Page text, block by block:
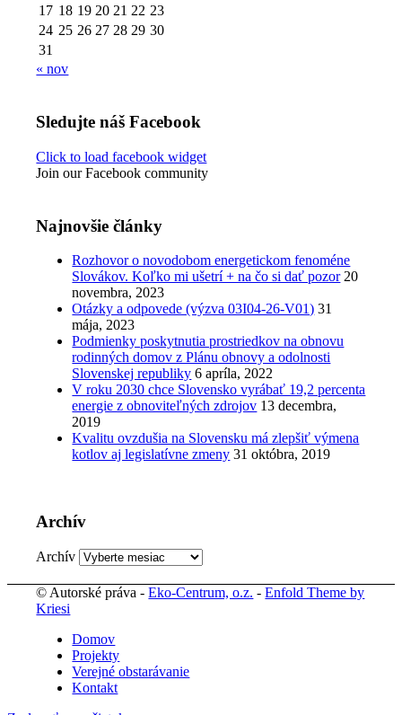
17 18 19 20 21 22 23
24 25 26 27 28 29 30
31
« nov
Sledujte náš Facebook
Click to load facebook widget
Join our Facebook community
Najnovšie články
Rozhovor o novodobom energetickom fenoméne
Slovákov. Koľko mi ušetrí + na čo si dať pozor 20
novembra, 2023
Otázky a odpovede (výzva 03I04-26-V01) 31
mája, 2023
Podmienky poskytnutia prostriedkov na obnovu
rodinných domov z Plánu obnovy a odolnosti
Slovenskej republiky 6 apríla, 2022
V roku 2030 chce Slovensko vyrábať 19,2 percenta
energie z obnoviteľných zdrojov 13 decembra,
2019
Kvalitu ovzdušia na Slovensku má zlepšiť výmena
kotlov aj legislatívne zmeny 31 októbra, 2019
Archív
Archív
© Autorské práva -Eko-Centrum, o.z. -Enfold Theme by
Kriesi
Domov
Projekty
Verejné obstarávanie
Kontakt